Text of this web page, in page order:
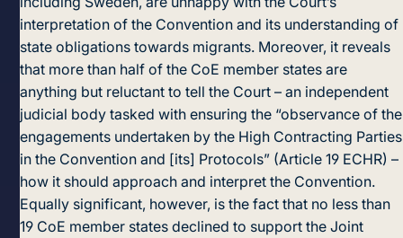
interpretation of the Convention and its understanding of
state obligations towards migrants. Moreover, it reveals
that more than half of the CoE member states are
anything but reluctant to tell the Court – an independent
judicial body tasked with ensuring the “observance of the
engagements undertaken by the High Contracting Parties
in the Convention and [its] Protocols” (Article 19 ECHR) –
how it should approach and interpret the Convention.
Equally significant, however, is the fact that no less than
19 CoE member states declined to support the Joint